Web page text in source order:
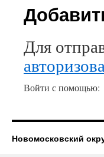
Для
Войти с помощью:
Новомосковский